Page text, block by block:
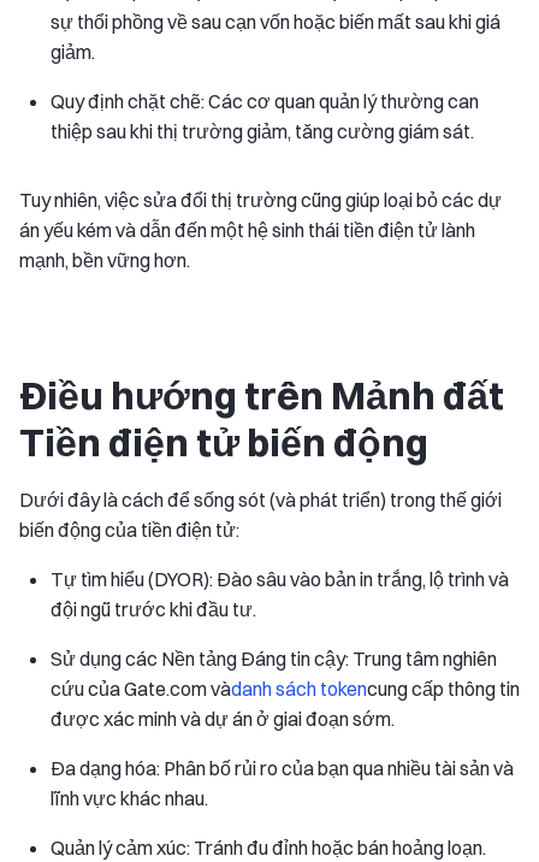
sự thổi phồng về sau cạn vốn hoặc biến mất sau khi giá
giảm.
Quy định chặt chẽ: Các cơ quan quản lý thường can
thiệp sau khi thị trường giảm, tăng cường giám sát.
Tuy nhiên, việc sửa đổi thị trường cũng giúp loại bỏ các dự
án yếu kém và dẫn đến một hệ sinh thái tiền điện tử lành
mạnh, bền vững hơn.
Điều hướng trên Mảnh đất
Tiền điện tử biến động
Dưới đây là cách để sống sót (và phát triển) trong thế giới
biến động của tiền điện tử:
Tự tìm hiểu (DYOR): Đào sâu vào bản in trắng, lộ trình và
đội ngũ trước khi đầu tư.
Sử dụng các Nền tảng Đáng tin cậy: Trung tâm nghiên
cứu của Gate.com vàdanh sách tokencung cấp thông tin
được xác minh và dự án ở giai đoạn sớm.
Đa dạng hóa: Phân bố rủi ro của bạn qua nhiều tài sản và
lĩnh vực khác nhau.
Quản lý cảm xúc: Tránh đu đỉnh hoặc bán hoảng loạn.